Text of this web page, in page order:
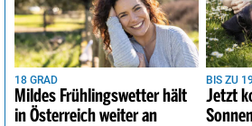
18 GRAD
Mildes Frühlingswetter hält
in Österreich weiter an
BIS ZU
Jetzt